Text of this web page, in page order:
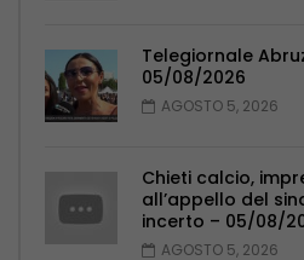
Telegiornale
05/08/2026
AGOSTO 5, 2026
Chieti calcio,
all’appello del
incerto – 05/08/
AGOSTO 5, 2026